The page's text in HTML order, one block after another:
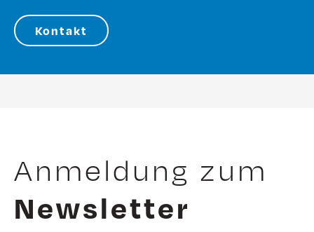
Kontakt
Anmeldung zum
Newsletter